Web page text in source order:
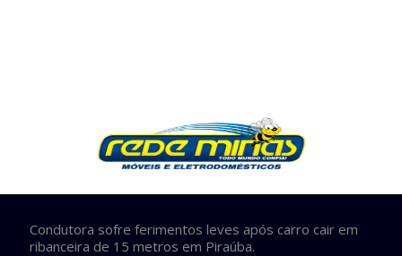
Condutora sofre ferimentos leves após carro cair em
ribanceira de 15 metros em Piraúba.